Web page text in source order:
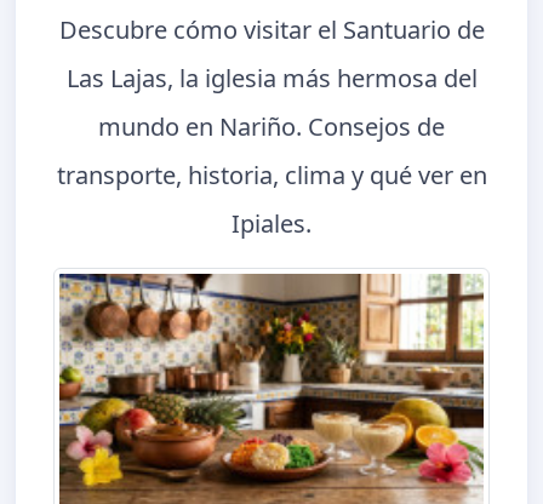
Descubre cómo visitar el Santuario de
Las Lajas, la iglesia más hermosa del
mundo en Nariño. Consejos de
transporte, historia, clima y qué ver en
Ipiales.